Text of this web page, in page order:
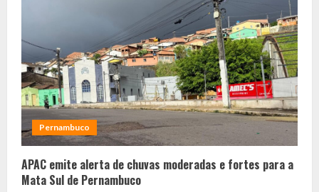
Pernambuco
APAC emite alerta de chuvas moderadas e fortes para a
Mata Sul de Pernambuco